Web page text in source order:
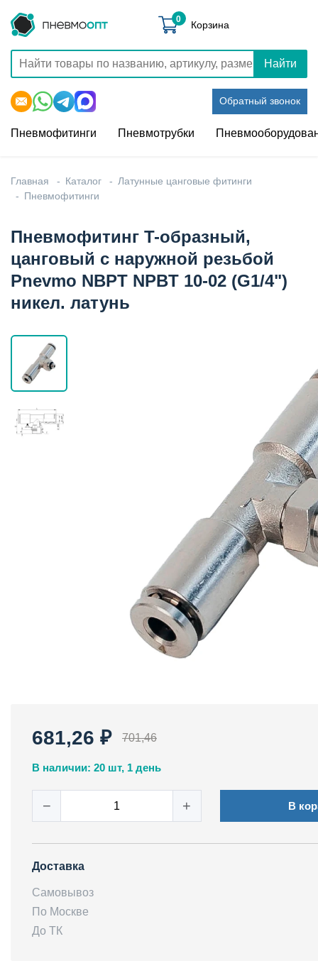
Найти
Обратный звонок
0 Корзина
Пневмофитинги Пневмотрубки
Главная Каталог
Латунные цанговые фитинги
Пневмофитинги
Пневмофитинг T-образный,
цанговый с наружной резьбой
Pnevmo NBPT NPBT 10-02 (G1/4")
никел. латунь
681,26 ₽ 701,46
В наличии: 20 шт, 1 день
− + В
Доставка
Самовывоз
По Москве
До ТК